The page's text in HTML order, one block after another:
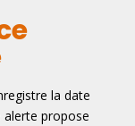
la date
alerte propose